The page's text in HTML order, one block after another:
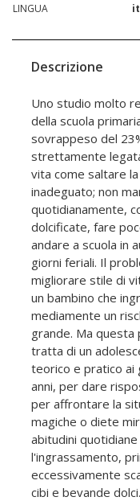
LINGUA
Descrizione
Uno studio molto
della scuola
sovrappeso del
strettamente
vita come saltare
inadeguato; non
quotidianamente,
dolcificate, fare
andare a scuola in
giorni feriali. Il
migliorare stile di
un bambino che
mediamente un
grande. Ma questa
tratta di un
teorico e pratico ai
anni, per dare
per affrontare la
magiche o diete
abitudini
l'ingrassamento,
eccessivamente
cibi e bevande dolci.